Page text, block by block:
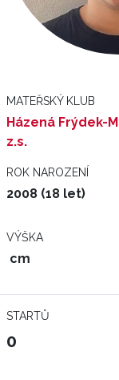
MATEŘSKÝ KLUB
Házená Frýdek-
z.s.
ROK NAROZENÍ
2008 (18 let)
VÝŠKA
cm
STARTŮ
0